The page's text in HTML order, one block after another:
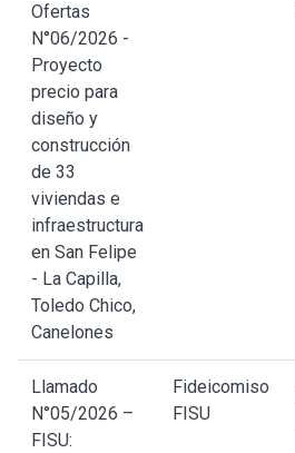
Ofertas
N°06/2026 -
Proyecto
precio para
diseño y
construcción
de 33
viviendas e
infraestructura
en San Felipe
- La Capilla,
Toledo Chico,
Canelones
Llamado
N°05/2026 –
FISU:
Fideicomiso
FISU